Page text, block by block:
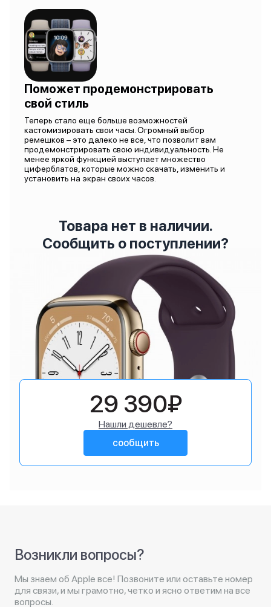
Поможет продемонстрировать
свой стиль
Теперь стало еще больше возможностей
кастомизировать свои часы. Огромный выбор
ремешков – это далеко не все, что позволит вам
продемонстрировать свою индивидуальность. Не
менее яркой функцией выступает множество
циферблатов, которые можно скачать, изменить и
установить на экран своих часов.
Товара нет в наличии.
Сообщить о поступлении?
29 390₽
Нашли дешевле?
сообщить
Возникли вопросы?
Мы знаем об Apple все! Позвоните или оставьте номер
для связи, и мы грамотно, четко и ясно ответим на все
вопросы.